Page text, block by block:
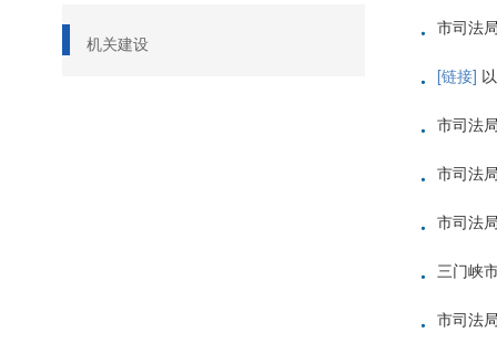
机关建设 · 市司法
· [链接]
· 市司法
· 市司法
· 市司法
· 三门峡
· 市司法